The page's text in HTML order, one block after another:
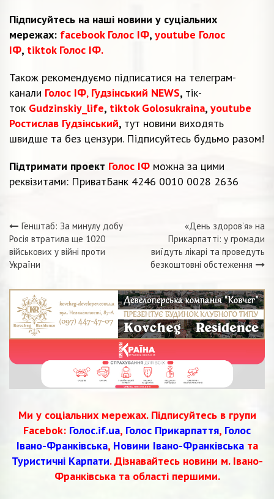
Підписуйтесь на наші новини у суціальних
мережах: facebook Голос ІФ, youtube Голос
ІФ, tiktok Голос ІФ.
Також рекомендуємо підписатися на телеграм-
канали Голос ІФ, Гудзінський NEWS, тік-
ток Gudzinskiy_life, tiktok Golosukraina, youtube
Ростислав Гудзінський, тут новини виходять
швидше та без цензури. Підписуйтесь будьмо разом!
Підтримати проект Голос ІФ можна за цими
реквізитами: ПриватБанк 4246 0010 0028 2636
Навігація
записів
Генштаб: За минулу добу
Росія втратила ще 1020
військових у війні проти
України
«День здоров’я» на
Прикарпатті: у громади
виїдуть лікарі та проведуть
безкоштовні обстеження
Ми у соціальних мережах. Підписуйтесь в групи
Facebok: Голос.if.ua, Голос Прикарпаття, Голос
Івано-Франківська, Новини Івано-Франківськата
Туристичні Карпати. Дізнавайтесь новини м. Івано-
Франківська та області першими.